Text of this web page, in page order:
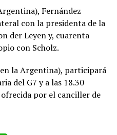
Fernández
con la presidenta de la
der Leyen y, cuarenta
con Scholz.
la Argentina), participará
del G7 y a las 18.30
por el canciller de